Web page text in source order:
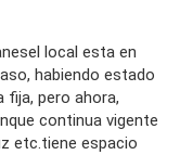
habiendo estado
pero ahora,
continua vigente
etc.tiene espacio